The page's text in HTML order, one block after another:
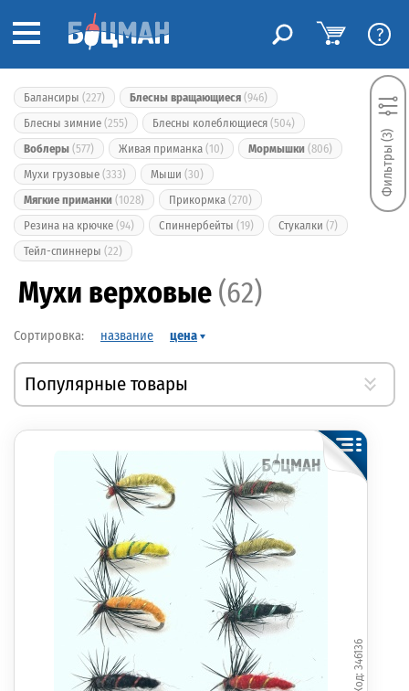
?
Балансиры (227) Блесны вращающиеся (946)
Блесны зимние (255) Блесны колеблющиеся (504)
Воблеры (577) Живая приманка (10) Мормышки (806)
Мухи грузовые (333) Мыши (30)
Мягкие приманки (1028) Прикормка (270)
Резина на крючке (94) Спиннербейты (19) Стукалки (7)
Тейл-спиннеры (22)
Мухи верховые (62)
название цена
Популярные товары
Муха верховая на
(Елисеенко)
(шт.)
Муха верховая на
двойнике МУРАВЕЙ
85.00р.(шт.) 95.00р.(шт.)
346136
Фильтры (3)